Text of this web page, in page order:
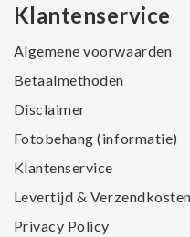
Klantenservice
Algemene voorwaarden
Betaalmethoden
Disclaimer
Fotobehang (informatie)
Klantenservice
Levertijd & Verzendkosten
Privacy Policy